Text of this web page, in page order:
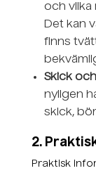
och vilka
Det kan
finns
Skick
nyligen
skick,
2.
Praktisk